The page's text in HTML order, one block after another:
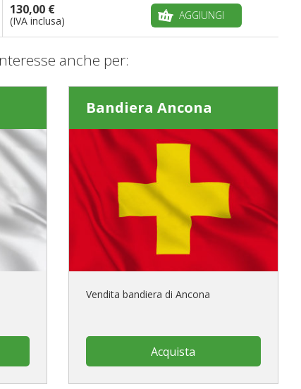
130,00 €
(IVA inclusa) AGGIUNGI
anche per:
Bandiera Ancona
Vendita bandiera di Ancona
Acquista